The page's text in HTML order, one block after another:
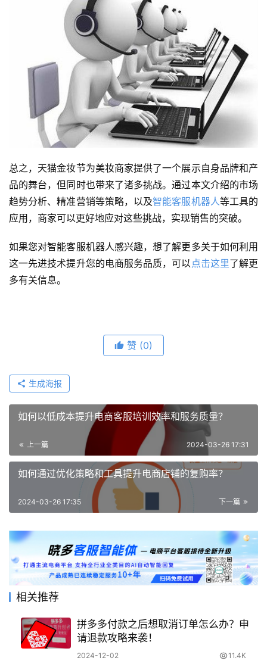
总之，天猫金妆节为美妆商家提供了一个展示自身品牌和产
品的舞台，但同时也带来了诸多挑战。通过本文介绍的市场
趋势分析、精准营销等策略，以及智能客服机器人等工具的
应用，商家可以更好地应对这些挑战，实现销售的突破。
如果您对智能客服机器人感兴趣，想了解更多关于如何利用
这一先进技术提升您的电商服务品质，可以 点击这里了解更
多有关信息。
赞 (0)
生成海报
如何以低成本提升电商客服培训效率和服务质量？
上一篇 2024-03-26 17:31
如何通过优化策略和工具提升电商店铺的复购率？
下一篇
2024-03-26 17:35
相关推荐
拼多多付款之后想取消订单怎么办？申
请退款攻略来袭！
2024-12-02 11.4K